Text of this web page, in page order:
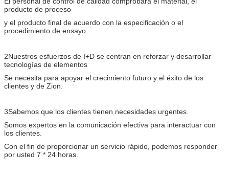
producto de proceso
y el producto final de acuerdo con la especificación o el
procedimiento de ensayo.
2Nuestros esfuerzos de I+D se centran en reforzar y desarrollar
tecnologías de elementos
Se necesita para apoyar el crecimiento futuro y el éxito de los
clientes y de Zion.
3Sabemos que los clientes tienen necesidades urgentes.
Somos expertos en la comunicación efectiva para interactuar con
los clientes.
Con el fin de proporcionar un servicio rápido, podemos responder
por usted 7 * 24 horas.